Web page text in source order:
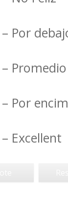
Por
Promedio
Por
Excellent